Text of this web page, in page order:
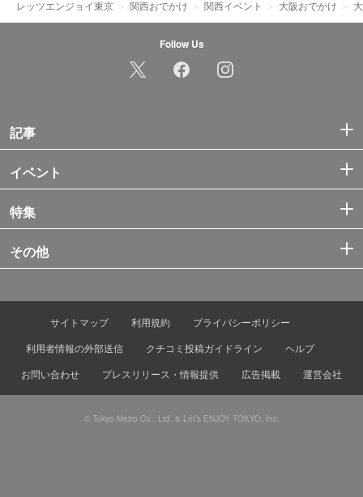
レッツエンジョイ東京 関西おでかけ 関西イベント 大阪おでかけ
Follow Us
記事
イベント
特集
その他
サイトマップ 利用規約
プライバシーポリシー
利用者情報の外部送信
クチコミ投稿ガイドライン
ヘルプ
お問い合わせ
プレスリリース・情報提供 広告掲載 運営会社
© Tokyo Metro Co., Ltd. & Let’s ENJOY TOKYO, Inc.